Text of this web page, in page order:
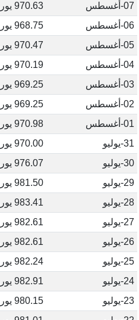
07-أغسطس
970.63 يورو
06-أغسطس
968.75 يورو
05-أغسطس
970.47 يورو
04-أغسطس
970.19 يورو
03-أغسطس
969.25 يورو
02-أغسطس
969.25 يورو
01-أغسطس
970.98 يورو
31-يوليو
970.00 يورو
30-يوليو
976.07 يورو
29-يوليو
981.50 يورو
28-يوليو
983.41 يورو
27-يوليو
982.61 يورو
26-يوليو
982.61 يورو
25-يوليو
982.24 يورو
24-يوليو
982.91 يورو
23-يوليو
980.15 يورو